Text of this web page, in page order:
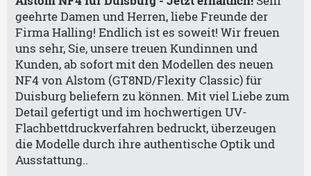
geehrte Damen und Herren, liebe Freunde der
Firma Halling! Endlich ist es soweit! Wir freuen
uns sehr, Sie, unsere treuen Kundinnen und
Kunden, ab sofort mit den Modellen des neuen
NF4 von Alstom (GT8ND/Flexity Classic) für
Duisburg beliefern zu können. Mit viel Liebe zum
Detail gefertigt und im hochwertigen UV-
Flachbettdruckverfahren bedruckt, überzeugen
die Modelle durch ihre authentische Optik und
Ausstattung..